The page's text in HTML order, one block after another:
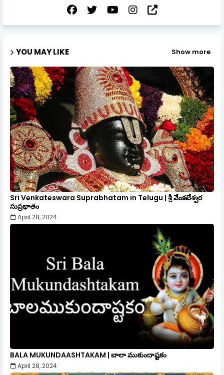
YOU MAY LIKE Show more
Sri Venkateswara Suprabhatam in Telugu | శ్రీ వేంకటేశ్వర
సుప్రభాతం
April 28, 2024
BALA MUKUNDAASHTAKAM | బాలా ముకుందాష్టకం
April 28, 2024